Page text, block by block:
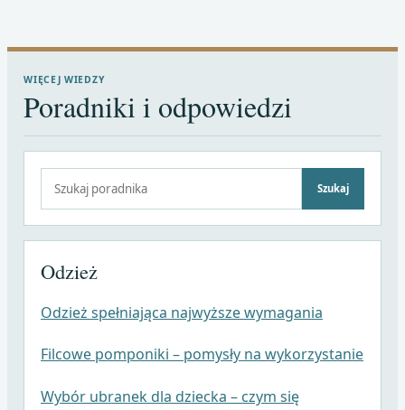
WIĘCEJ WIEDZY
Poradniki i odpowiedzi
Szukaj
Odzież
Odzież spełniająca najwyższe wymagania
Filcowe pomponiki – pomysły na wykorzystanie
Wybór ubranek dla dziecka – czym się